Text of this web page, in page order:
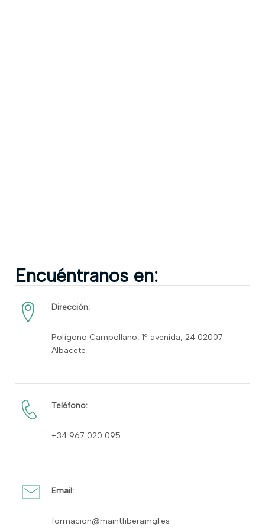
Encuéntranos en:
Dirección:
Polígono Campollano, 1ª avenida, 24 02007.
Albacete
Teléfono:
+34 967 020 095
Email:
formacion@maintfiberamgl.es